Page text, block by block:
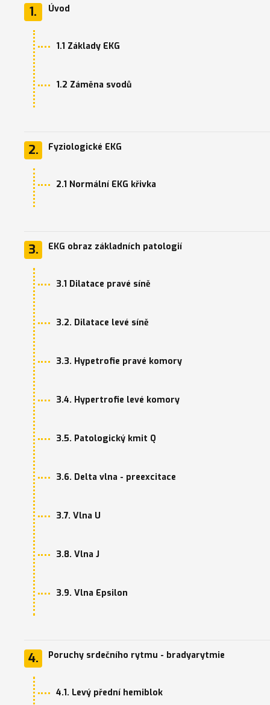
1. Úvod
1.1 Základy EKG
1.2 Záměna svodů
2. Fyziologické EKG
2.1 Normální EKG křivka
3. EKG obraz základních patologií
3.1 Dilatace pravé síně
3.2. Dilatace levé síně
3.3. Hypetrofie pravé komory
3.4. Hypertrofie levé komory
3.5. Patologický kmit Q
3.6. Delta vlna - preexcitace
3.7. Vlna U
3.8. Vlna J
3.9. Vlna Epsilon
4. Poruchy srdečního rytmu - bradyarytmie
4.1. Levý přední hemiblok